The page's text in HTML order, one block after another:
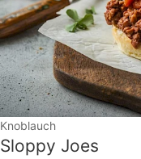
Knoblauch
Sloppy Joes